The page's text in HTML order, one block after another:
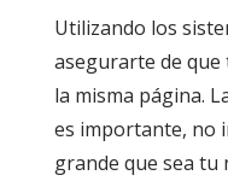
Utilizando los
asegurarte de
la misma página.
es importante, no
grande que sea tu